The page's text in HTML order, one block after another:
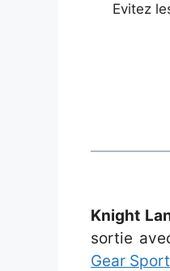
Evitez
Knight
sortie
Gear